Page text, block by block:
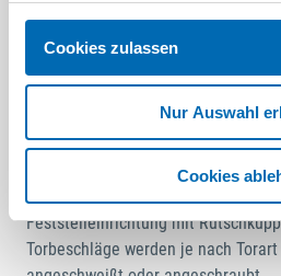
Cookies zulassen
Nur Auswahl
Cookies
für eine sichere Arretierung des
Führungsschienen. Freilaufende
Gartentoren und Toreinfahrten. Für
Anforderungen: Sie müssen eine
haben, die den Torflügel sogar
gut verschließt. Zudem wird eine
Feststelleinrichtung mit
Torbeschläge werden je nach